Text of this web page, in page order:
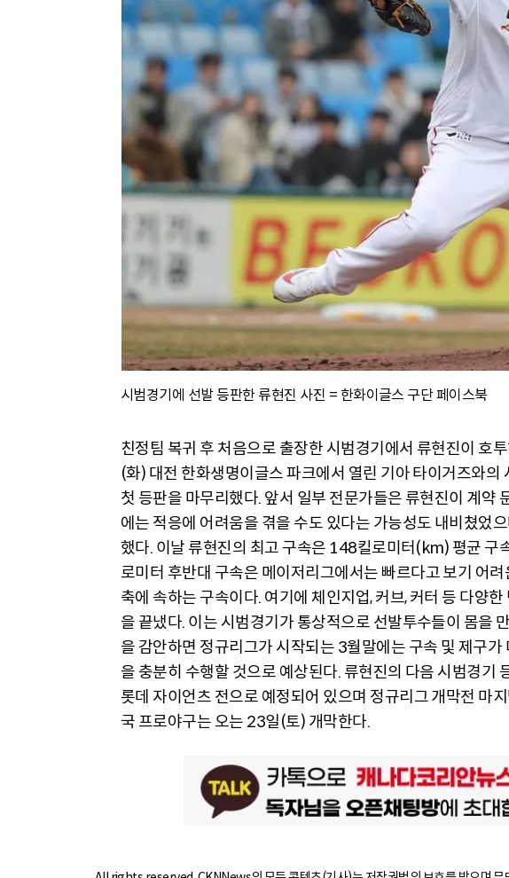
시범경기에 선발 등판한 류현진 사진 = 한화이글스 구단 페이스북
친정팀 복귀 후 처음으로 출장한 시범경기에서 류현진이 호
(화) 대전 한화생명이글스 파크에서 열린 기아 타이거즈와
첫 등판을 마무리했다. 앞서 일부 전문가들은 류현진이 계약
에는 적응에 어려움을 겪을 수도 있다는 가능성도 내비쳤었
했다. 이날 류현진의 최고 구속은 148킬로미터(km) 평균
로미터 후반대 구속은 메이저리그에서는 빠르다고 보기 어
축에 속하는 구속이다. 여기에 체인지업, 커브, 커터 등 다양
을 끝냈다. 이는 시범경기가 통상적으로 선발투수들이 몸을
을 감안하면 정규리그가 시작되는 3월말에는 구속 및 제구
을 충분히 수행할 것으로 예상된다. 류현진의 다음 시범경기
롯데 자이언츠 전으로 예정되어 있으며 정규리그 개막전 마
국 프로야구는 오는 23일(토) 개막한다.